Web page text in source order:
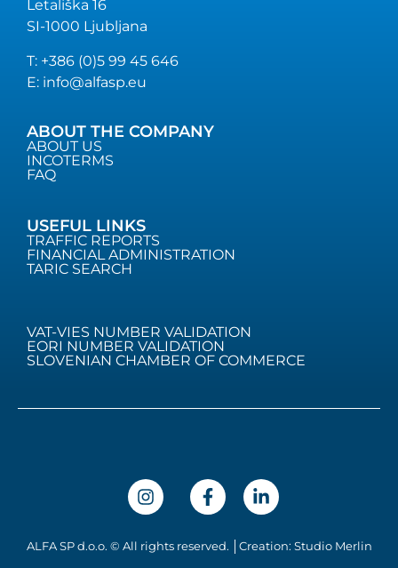
Letališka 16
SI-1000 Ljubljana
T: +386 (0)5 99 45 646
E: info@alfasp.eu
ABOUT THE COMPANY
ABOUT US
INCOTERMS
FAQ
USEFUL LINKS
TRAFFIC REPORTS
FINANCIAL ADMINISTRATION
TARIC SEARCH
VAT-VIES NUMBER VALIDATION
EORI NUMBER VALIDATION
SLOVENIAN CHAMBER OF COMMERCE
ALFA SP d.o.o. © All rights reserved. │Creation: Studio Merlin